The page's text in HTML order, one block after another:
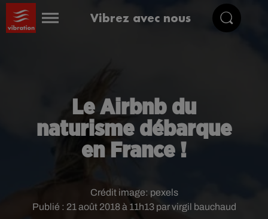
Vibrez avec nous
Le Airbnb du
naturisme débarque
en France !
Publié : 21 août 2018 à 11h13 par virgil bauchaud
Crédit image: pexels